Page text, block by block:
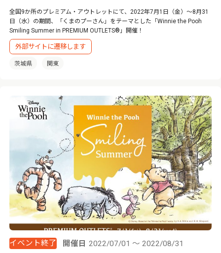
全国9か所のプレミアム・アウトレットにて、2022年7月1日（金）～8月31
日（水）の期間、「くまのプーさん」をテーマとした「Winnie the Pooh
Smiling Summer in PREMIUM OUTLETS®」開催！
外部サイトに遷移します
茨城県 関東
イベント終了 開催日 2022/07/01 ～ 2022/08/31